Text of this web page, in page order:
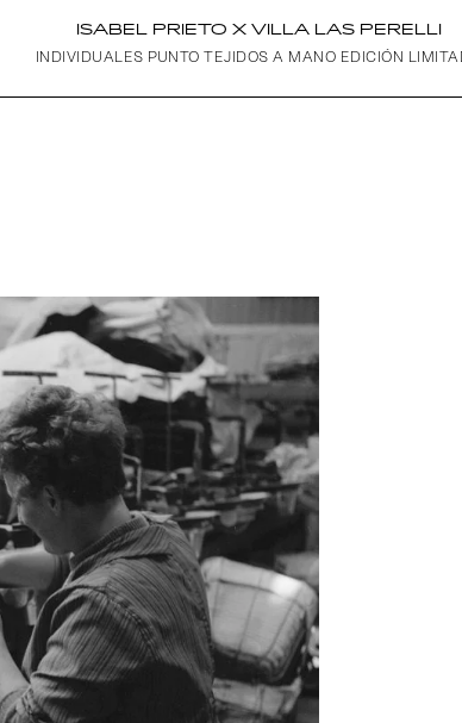
ISABEL PRIETO X VILLA LAS PERELLI
INDIVIDUALES PUNTO TEJIDOS A MANO EDICIÓN